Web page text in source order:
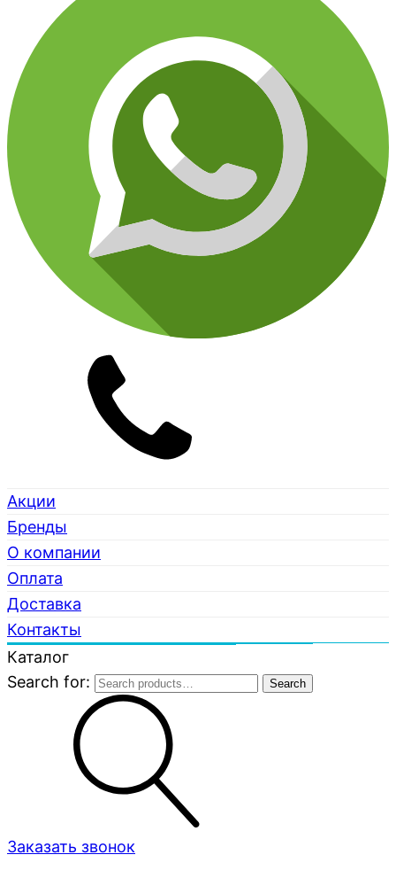
Акции
Бренды
О компании
Оплата
Доставка
Контакты
Каталог
Search for:
Search
Заказать звонок